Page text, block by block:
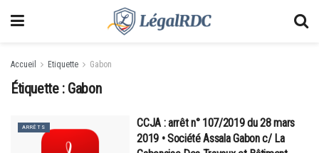
Accueil Etiquette Gabon
Étiquette : Gabon
ARRÊTS
CCJA : arrêt n° 107/2019 du 28 mars
2019 • Société Assala Gabon c/ La